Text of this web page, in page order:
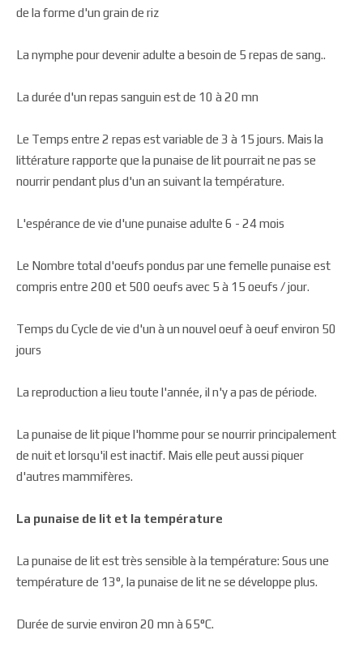
de la forme d'un grain de riz
La nymphe pour devenir adulte a besoin de 5 repas de sang..
La durée d'un repas sanguin est de 10 à 20 mn
Le Temps entre 2 repas est variable de 3 à 15 jours. Mais la
littérature rapporte que la punaise de lit pourrait ne pas se
nourrir pendant plus d'un an suivant la température.
L'espérance de vie d'une punaise adulte 6 -­ 24 mois
Le Nombre total d'oeufs pondus par une femelle punaise est
compris entre 200 et 500 oeufs avec 5 à 15 oeufs / jour.
Temps du Cycle de vie d'un à un nouvel oeuf à oeuf environ 50
jours
La reproduction a lieu toute l'année, il n'y a pas de période.
La punaise de lit pique l'homme pour se nourrir principalement
de nuit et lorsqu'il est inactif. Mais elle peut aussi piquer
d'autres mammifères.
La punaise de lit et la température
La punaise de lit est très sensible à la température: Sous une
température de 13°, la punaise de lit ne se développe plus.
Durée de survie environ 20 mn à 65°C.